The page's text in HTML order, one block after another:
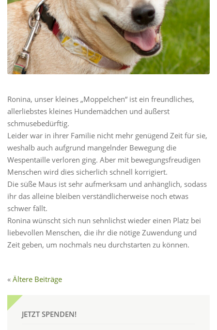
Ronina, unser kleines „Moppelchen“ ist ein freundliches,
allerliebstes kleines Hundemädchen und äußerst
schmusebedürftig.
Leider war in ihrer Familie nicht mehr genügend Zeit für sie,
weshalb auch aufgrund mangelnder Bewegung die
Wespentaille verloren ging. Aber mit bewegungsfreudigen
Menschen wird dies sicherlich schnell korrigiert.
Die süße Maus ist sehr aufmerksam und anhänglich, sodass
ihr das alleine bleiben verständlicherweise noch etwas
schwer fällt.
Ronina wünscht sich nun sehnlichst wieder einen Platz bei
liebevollen Menschen, die ihr die nötige Zuwendung und
Zeit geben, um nochmals neu durchstarten zu können.
Ältere Beiträge
JETZT SPENDEN!